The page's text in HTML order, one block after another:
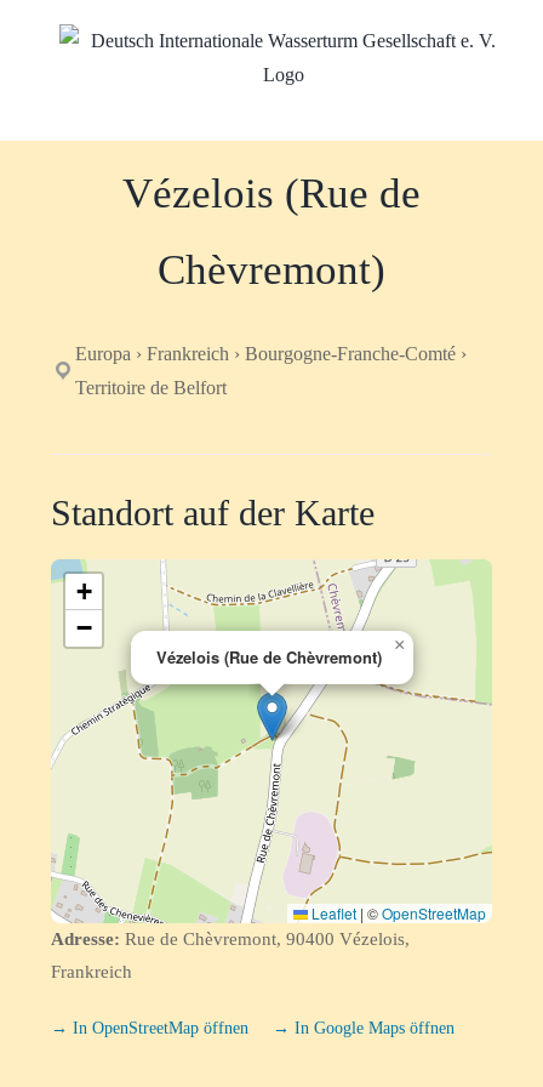
Vézelois (Rue de
Chèvremont)
Europa › Frankreich › Bourgogne-Franche-Comté ›
Territoire de Belfort
Standort auf der Karte
Vézelois (Rue de Chèvremont)
×
+
−
Leaflet | ©OpenStreetMap
Adresse: Rue de Chèvremont, 90400 Vézelois,
Frankreich
→ In OpenStreetMap öffnen → In Google Maps öffnen